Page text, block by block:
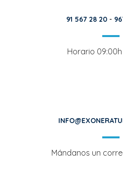
91 567 28 20-
Horario 09:00h
Mándanos un